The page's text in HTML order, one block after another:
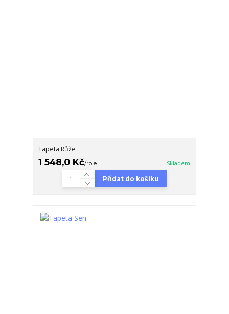
Tapeta Růže
1 548,0 Kč/role Skladem
Přidat do košíku